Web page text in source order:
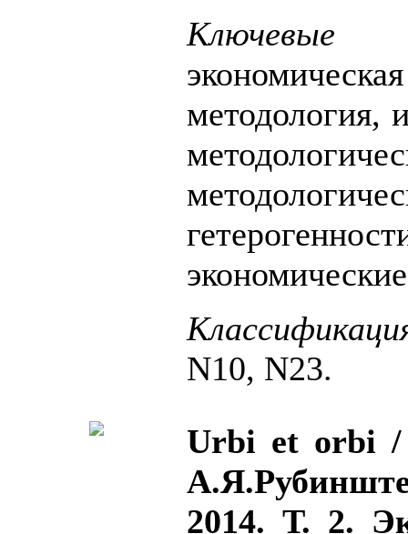
Ключевые
методология,
N10, N23.
Urbi et orbi /
2014. Т. 2.